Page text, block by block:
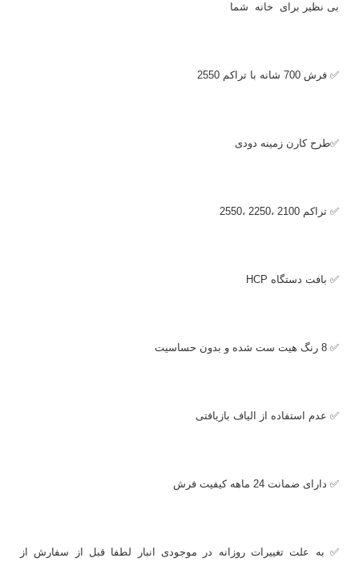
بی نظیر برای خانه شما
✅ فرش 700 شانه با تراکم 2550
✅طرح کارن زمینه دودی
✅ تراکم 2100 ،2250 ،2550
✅ بافت دستگاه HCP
✅ 8 رنگ هیت ست شده و بدون حساسیت
✅ عدم استفاده از الیاف بازیافتی
✅ دارای ضمانت 24 ماهه کیفیت فرش
✅ به علت تغییرات روزانه در موجودی انبار لطفا قبل از سفارش از